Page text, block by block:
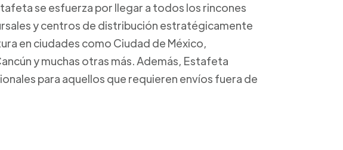
se esfuerza por llegar a todos los rincones
y centros de distribución estratégicamente
en ciudades como Ciudad de México,
y muchas otras más. Además, Estafeta
para aquellos que requieren envíos fuera de